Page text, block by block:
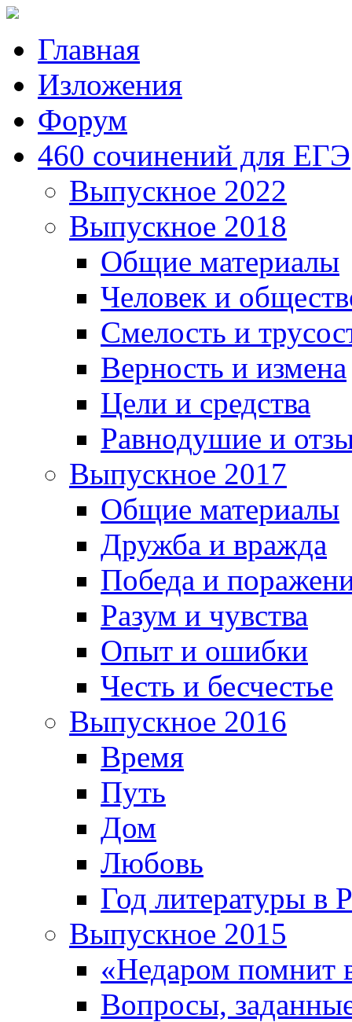
Главная
Изложения
Форум
460 сочинений для ЕГЭ
Выпускное 2022
Выпускное 2018
Общие материалы
Человек и
Смелость и
Верность и измена
Цели и средства
Равнодушие и
Выпускное 2017
Общие материалы
Дружба и вражда
Победа и
Разум и чувства
Опыт и ошибки
Честь и бесчестье
Выпускное 2016
Время
Путь
Дом
Любовь
Год литературы в
Выпускное 2015
«Недаром помнит
Вопросы,